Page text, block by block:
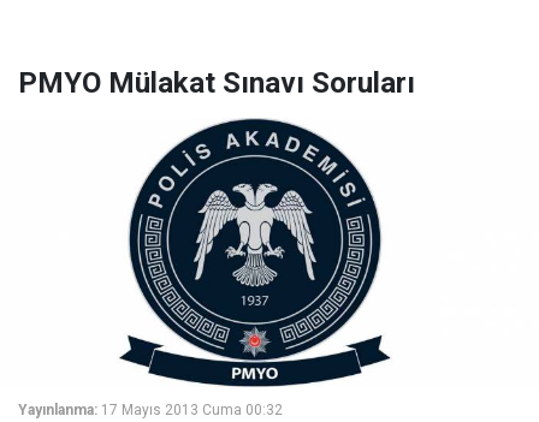
PMYO Mülakat Sınavı Soruları
Yayınlanma: 17 Mayıs 2013 Cuma 00:32